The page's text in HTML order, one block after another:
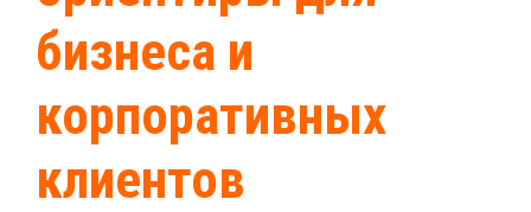
бизнеса и
корпоративных
клиентов